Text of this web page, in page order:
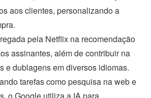
aos clientes, personalizando a
pela Netflix na recomendação
assinantes, além de contribuir na
e dublagens em diversos idiomas.
tarefas como pesquisa na web e